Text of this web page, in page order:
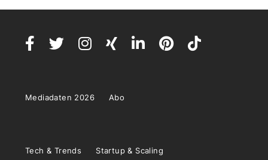
Mediadaten 2026 Abo
Tech & Trends Startup & Scaling